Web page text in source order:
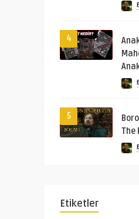
4
5
The
Etiketler